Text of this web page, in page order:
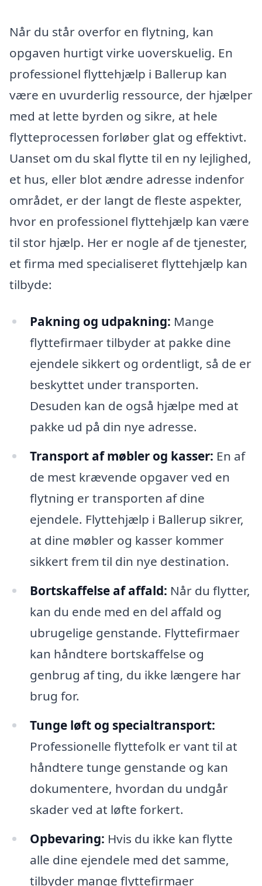
Når du står overfor en flytning, kan
opgaven hurtigt virke uoverskuelig. En
professionel flyttehjælp i Ballerup kan
være en uvurderlig ressource, der hjælper
med at lette byrden og sikre, at hele
flytteprocessen forløber glat og effektivt.
Uanset om du skal flytte til en ny lejlighed,
et hus, eller blot ændre adresse indenfor
området, er der langt de fleste aspekter,
hvor en professionel flyttehjælp kan være
til stor hjælp. Her er nogle af de tjenester,
et firma med specialiseret flyttehjælp kan
tilbyde:
Pakning og udpakning: Mange
flyttefirmaer tilbyder at pakke dine
ejendele sikkert og ordentligt, så de er
beskyttet under transporten.
Desuden kan de også hjælpe med at
pakke ud på din nye adresse.
Transport af møbler og kasser: En af
de mest krævende opgaver ved en
flytning er transporten af dine
ejendele. Flyttehjælp i Ballerup sikrer,
at dine møbler og kasser kommer
sikkert frem til din nye destination.
Bortskaffelse af affald: Når du flytter,
kan du ende med en del affald og
ubrugelige genstande. Flyttefirmaer
kan håndtere bortskaffelse og
genbrug af ting, du ikke længere har
brug for.
Tunge løft og specialtransport:
Professionelle flyttefolk er vant til at
håndtere tunge genstande og kan
dokumentere, hvordan du undgår
skader ved at løfte forkert.
Opbevaring: Hvis du ikke kan flytte
alle dine ejendele med det samme,
tilbyder mange flyttefirmaer